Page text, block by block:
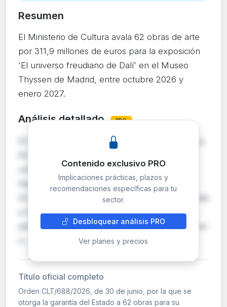
Resumen
El Ministerio de Cultura avala 62 obras de arte
por 311,9 millones de euros para la exposición
'El universo freudiano de Dalí' en el Museo
Thyssen de Madrid, entre octubre 2026 y
enero 2027.
Análisis detallado PRO
El Ministerio de Cultura otorga garantía estatal a
universo freudiano de Dalí' en el Museo
Nacional Thyssen-Bornemisza (20 oct. 2026 –
24 ene. 2027). El valor total garantizado asciende
a 311.893.711,16 €, cubriendo destrucción,
pérdida, sustracción o daño desde la recogida en
Contenido exclusivo PRO
Implicaciones prácticas, plazos y
recomendaciones específicas para tu
sector.
Desbloquear análisis PRO
Ver planes y precios
Título oficial completo
Orden CLT/688/2026, de 30 de junio, por la que se
otorga la garantía del Estado a 62 obras para su